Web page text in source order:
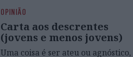
OPINIÃO
Carta aos descrentes
(jovens e menos jovens)
Uma coisa é ser ateu ou agnóstico,